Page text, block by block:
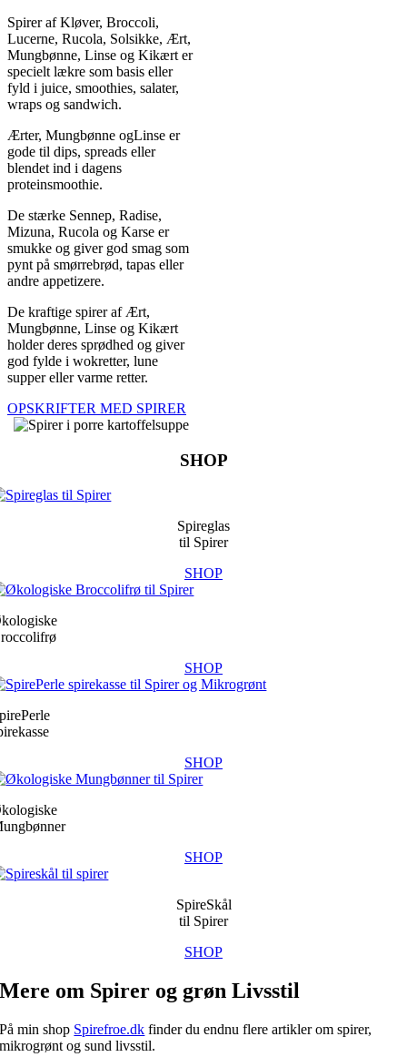
Spirer af Kløver, Broccoli,
Lucerne, Rucola, Solsikke, Ært,
Mungbønne, Linse og Kikært er
specielt lækre som basis eller
fyld i juice, smoothies, salater,
wraps og sandwich.
Ærter, Mungbønne ogLinse er
gode til dips, spreads eller
blendet ind i dagens
proteinsmoothie.
De stærke Sennep, Radise,
Mizuna, Rucola og Karse er
smukke og giver god smag som
pynt på smørrebrød, tapas eller
andre appetizere.
De kraftige spirer af Ært,
Mungbønne, Linse og Kikært
holder deres sprødhed og giver
god fylde i wokretter, lune
supper eller varme retter.
OPSKRIFTER MED SPIRER
SHOP
Spireglas
til Spirer
SHOP
SHOP
SHOP
SHOP
SpireSkål
til Spirer
SHOP
Mere om Spirer og grøn Livsstil
På min shop Spirefroe.dk finder du endnu flere artikler om spirer,
mikrogrønt og sund livsstil.